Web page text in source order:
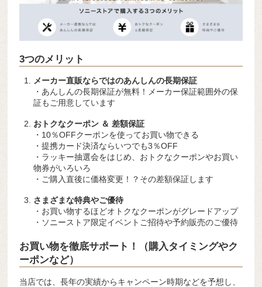
3つのメリット
メーカー直販ならではのあんしんの長期保証
・あんしんの長期保証が無料！メーカー保証範囲外の保
証もご用意しています
おトクなクーポン ＆ 差額保証
・10％OFFクーポンを使ってお買い物できる
・提携カード決済ならいつでも3％OFF
・ラッキー抽選会をはじめ、おトクなクーポンやお買い
物券がいろいろ
・ご購入直後に価格変更！？その差額保証します
さまざまな特典やご優待
・お買い物するほどオトクなクーポンがグレードアップ
・ソニーストア限定イベントご招待や予約販売のご優待
お買い物を徹底サポート！（購入タイミングやク
ーポンなど）
当店では、長年の実績からキャンペーン時期などを予想し、